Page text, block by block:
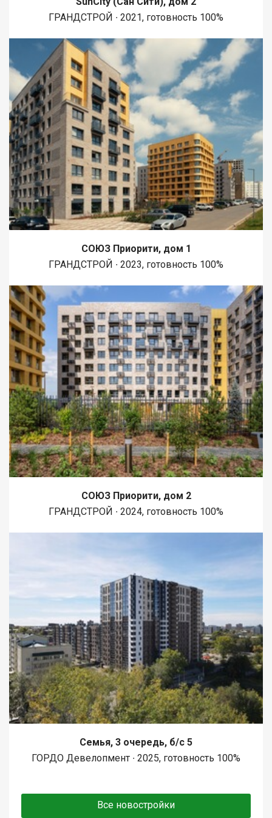
ГРАНДСТРОЙ ∙ 2021, готовность 100%
СОЮЗ Приорити, дом 1
ГРАНДСТРОЙ ∙ 2023, готовность 100%
СОЮЗ Приорити, дом 2
ГРАНДСТРОЙ ∙ 2024, готовность 100%
Семья, 3 очередь, б/с 5
ГОРДО Девелопмент ∙ 2025, готовность 100%
Все новостройки